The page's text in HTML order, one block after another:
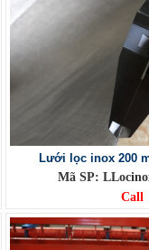
Lưới lọc inox 200
Mã SP:
Call